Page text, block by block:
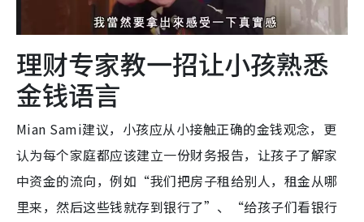
理财专家教一招让小孩熟悉
金钱语言
Mian Sami建议，小孩应从小接触正确的金钱观念，更
认为每个家庭都应该建立一份财务报告，让孩子了解家
中资金的流向，例如“我们把房子租给别人，租金从哪
里来，然后这些钱就存到银行了”、“给孩子们看银行